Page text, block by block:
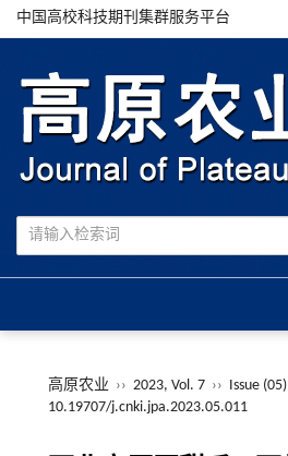
中国高校科技期刊集群服务平台
高原农业 ›› 2023, Vol. 7 ›› Issue (05)
10.19707/j.cnki.jpa.2023.05.011